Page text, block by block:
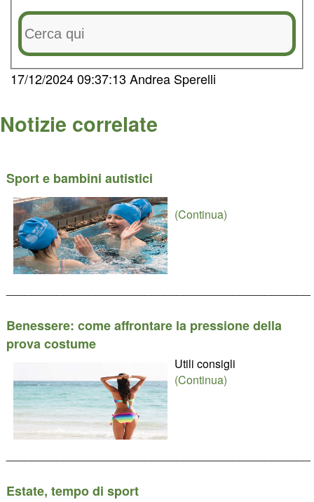
17/12/2024 09:37:13 Andrea Sperelli
Notizie correlate
Sport e bambini autistici
(Continua)
Benessere: come affrontare la pressione della
prova costume
Utili consigli
(Continua)
Estate, tempo di sport